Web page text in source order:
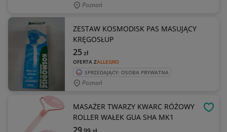
Poznań
ZESTAW KOSMODISK PAS MASUJĄCY
KRĘGOSŁUP
OFERTA ZALLEGRO
25zł
SPRZEDAJĄCY: OSOBA PRYWATNA
Poznań
MASAŻER TWARZY KWARC RÓŻOWY
ROLLER WAŁEK GUA SHA MK1